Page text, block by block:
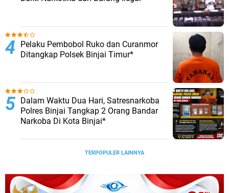
Pelaku Pembobol Ruko dan Curanmor
Ditangkap Polsek Binjai Timur*
Dalam Waktu Dua Hari, Satresnarkoba
Polres Binjai Tangkap 2 Orang Bandar
Narkoba Di Kota Binjai*
TERPOPULER LAINNYA